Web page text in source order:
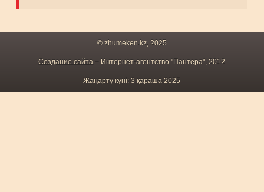
© zhumeken.kz, 2025
Создание сайта – Интернет-агентство "Пантера", 2012
Жаңарту күні: 3 қараша 2025